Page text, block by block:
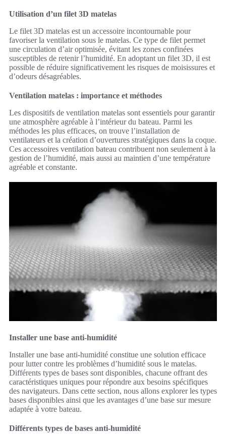
Utilisation d’un filet 3D matelas
Le filet 3D matelas est un accessoire incontournable pour
favoriser la ventilation sous le matelas. Ce type de filet permet
une circulation d’air optimisée, évitant les zones confinées
susceptibles de retenir l’humidité. En adoptant un filet 3D, il est
possible de réduire significativement les risques de moisissures et
d’odeurs désagréables.
Ventilation matelas : importance et méthodes
Les dispositifs de ventilation matelas sont essentiels pour garantir
une atmosphère agréable à l’intérieur du bateau. Parmi les
méthodes les plus efficaces, on trouve l’installation de
ventilateurs et la création d’ouvertures stratégiques dans la coque.
Ces accessoires ventilation bateau contribuent non seulement à la
gestion de l’humidité, mais aussi au maintien d’une température
agréable et constante.
Installer une base anti-humidité
Installer une base anti-humidité constitue une solution efficace
pour lutter contre les problèmes d’humidité sous le matelas.
Différents types de bases sont disponibles, chacune offrant des
caractéristiques uniques pour répondre aux besoins spécifiques
des navigateurs. Dans cette section, nous allons explorer les types
bases disponibles ainsi que les avantages d’une base sur mesure
adaptée à votre bateau.
Différents types de bases anti-humidité